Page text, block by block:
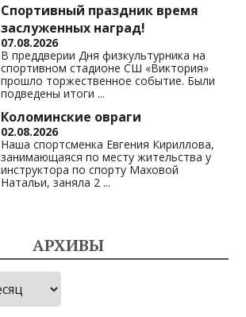
Спортивный праздник время
заслуженных наград!
07.08.2026
В преддверии Дня физкультурника на
спортивном стадионе СШ «Виктория»
прошло торжественное событие. Были
подведены итоги ...
Коломинские овраги
02.08.2026
Наша спортсменка Евгения Кириллова,
занимающаяся по месту жительства у
инструктора по спорту Маховой
Натальи, заняла 2 ...
АРХИВЫ